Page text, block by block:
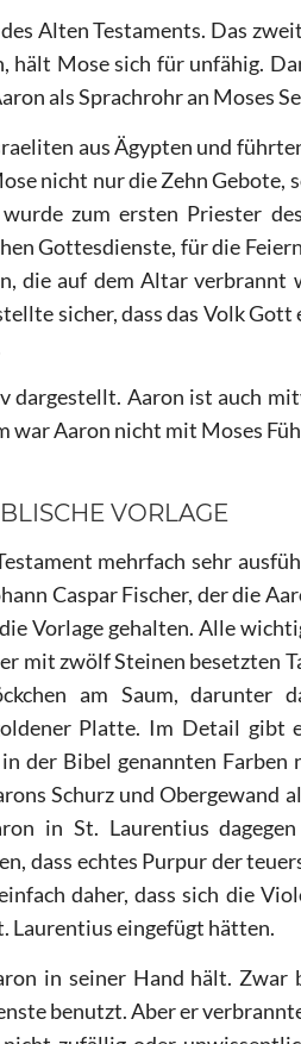
Alten Testaments. Das
hält Mose sich für unfähig.
als Sprachrohr an Moses
aus Ägypten und
nicht nur die Zehn
zum ersten Priester
Gottesdienste, für die
die auf dem Altar
sicher, dass das Volk
Aaron ist auch
war Aaron nicht mit Moses
VORLAGE
mehrfach sehr
Caspar Fischer, der die
Vorlage gehalten. Alle
mit zwölf Steinen besetzten
am Saum, darunter
Platte. Im Detail gibt
der Bibel genannten Farben
Schurz und Obergewand
in St. Laurentius
dass echtes Purpur der
daher, dass sich die
Laurentius eingefügt hätten.
in seiner Hand hält. Zwar
benutzt. Aber er